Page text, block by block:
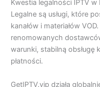
Kwestia legalności IPTV
Legalne są usługi, które
kanałów i materiałów
renomowanych
warunki, stabilną obsługę
płatności.
GetIPTV.vip działa